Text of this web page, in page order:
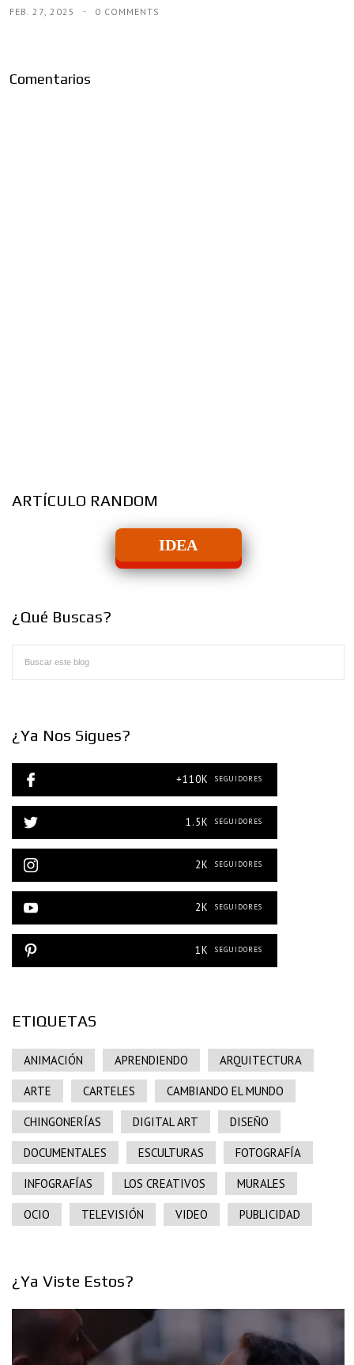
FEB. 27, 2025 0 COMMENTS
Comentarios
ARTÍCULO RANDOM
IDEA
¿Qué Buscas?
¿Ya Nos Sigues?
+110K SEGUIDORES
1.5K SEGUIDORES
2K SEGUIDORES
2K SEGUIDORES
1K SEGUIDORES
ETIQUETAS
ANIMACIÓN APRENDIENDO ARQUITECTURA
ARTE CARTELES CAMBIANDO EL MUNDO
CHINGONERÍAS DIGITAL ART DISEÑO
DOCUMENTALES ESCULTURAS FOTOGRAFÍA
INFOGRAFÍAS LOS CREATIVOS MURALES
OCIO TELEVISIÓN VIDEO PUBLICIDAD
¿Ya Viste Estos?